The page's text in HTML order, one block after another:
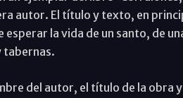
autor. El título y texto, en
esperar la vida de un santo, de
tabernas.
del autor, el título de la obra